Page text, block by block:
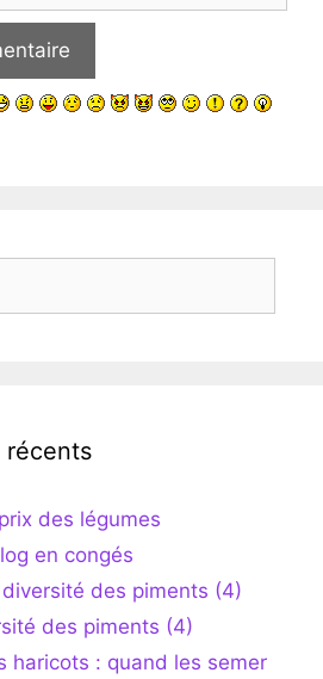
récents
des légumes
en congés
des piments (4)
des piments (4)
haricots : quand les semer